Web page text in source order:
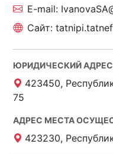
E-mail:
Сайт:
ЮРИДИЧЕСКИЙ АДРЕС
423450,
75
АДРЕС МЕСТА
423230,